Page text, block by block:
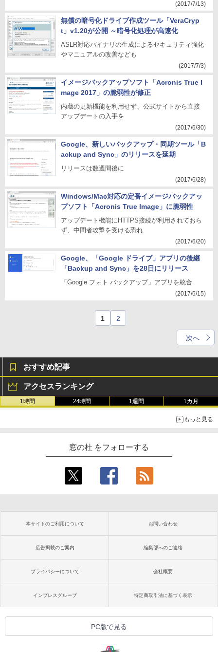
(2017/7/13)
無償の暗号化ドライブ作成ツール「VeraCryp
t」v1.20が公開 ～暗号化処理が高速化
ASLR対応バイナリの生成によるセキュリティ強化
やマニュアルの改善なども
(2017/7/3)
イメージバックアップソフト「Acronis True I
mage 2017」の脆弱性が修正
内蔵の更新機能を利用せず、公式サイトから直接
アップデートの入手を
(2017/6/30)
Google、新しいバックアップ・同期ツール「B
ackup and Sync」のリリースを延期
リリースは数週間後に
(2017/6/28)
Windows/Mac対応の定番イメージバックアッ
プソフト「Acronis True Image」に脆弱性
アップデート機能にHTTPS接続が利用されておら
ず、中間者攻撃を受ける恐れ
(2017/6/20)
Google、「Google ドライブ」アプリの後継
「Backup and Sync」を28日にリリース
「Google フォト バックアップ」アプリを統合
(2017/6/15)
1 2
次へ
おすすめ記事
アクセスランキング
1時間 24時間 1週間 1カ月
もっと見る
窓の杜 をフォローする
本サイトのご利用について お問い合わせ
広告掲載のご案内 編集部へのご連絡
プライバシーについて 会社概要
インプレスグループ 特定商取引法に基づく表示
PC版で見る